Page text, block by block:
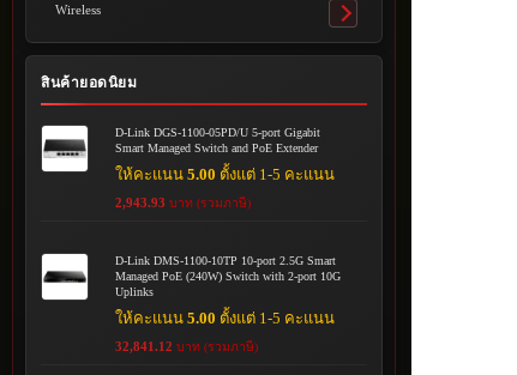
Wireless
Toggle
submenu
สินค้ายอดนิยม
D-Link DGS-1100-05PD/U 5-port Gigabit
Smart Managed Switch and PoE Extender
ให้คะแนน5.00 ตั้งแต่ 1-5 คะแนน
2,943.93 บาท (รวมภาษี)
D-Link DMS-1100-10TP 10-port 2.5G Smart
Managed PoE (240W) Switch with 2-port 10G
Uplinks
ให้คะแนน5.00 ตั้งแต่ 1-5 คะแนน
32,841.12 บาท (รวมภาษี)